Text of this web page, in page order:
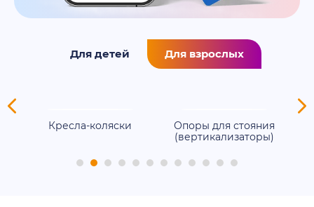
Для детей Для взрослых
Кресла-коляски
Опоры для стояния
(вертикализаторы)